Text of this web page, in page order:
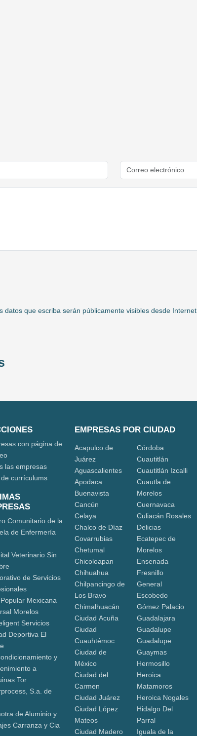
datos que escriba serán públicamente visibles desde Internet
con página de
las empresas
de currículums
Comunitario de la
de Enfermería
Veterinario Sin
de Servicios
Mexicana
Morelos
Servicios
Deportiva El
y
a
Tor
S.a. de
de Aluminio y
Carranza y Cia
EMPRESAS POR CIUDAD
Acapulco de
Juárez
Aguascalientes
Apodaca
Buenavista
Cancún
Celaya
Chalco de Díaz
Covarrubias
Chetumal
Chicoloapan
Chihuahua
Chilpancingo de
Los Bravo
Chimalhuacán
Ciudad Acuña
Ciudad
Cuauhtémoc
Ciudad de
México
Ciudad del
Carmen
Ciudad Juárez
Ciudad López
Mateos
Ciudad Madero
Córdoba
Cuautitlán
Cuautitlán Izcalli
Cuautla de
Morelos
Cuernavaca
Culiacán Rosales
Delicias
Ecatepec de
Morelos
Ensenada
Fresnillo
General
Escobedo
Gómez Palacio
Guadalajara
Guadalupe
Guadalupe
Guaymas
Hermosillo
Heroica
Matamoros
Heroica Nogales
Hidalgo Del
Parral
Iguala de la